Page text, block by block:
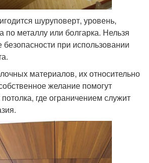
шуруповерт, уровень,
по металлу или болгарка. Нельзя
безопасности при использовании
материалов, их относительно
желание помогут
где ограничением служит